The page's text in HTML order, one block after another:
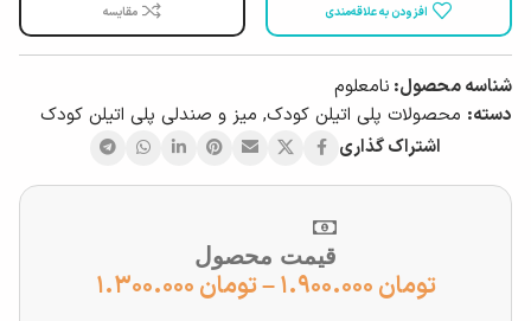
افزودن به علاقه‌مندی مقایسه
شناسه محصول: نامعلوم
دسته: محصولات پلی اتیلن کودک, میز و صندلی پلی اتیلن کودک
اشتراک گذاری
قیمت محصول
تومان –تومان